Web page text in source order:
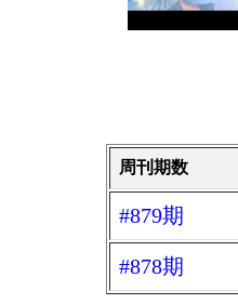
周刊期数
#879期
#878期